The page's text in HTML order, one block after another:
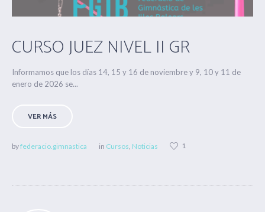
CURSO JUEZ NIVEL II GR
Informamos que los días 14, 15 y 16 de noviembre y 9, 10 y 11 de
enero de 2026 se...
VER MÁS
byfederacio.gimnastica in Cursos Noticias 1